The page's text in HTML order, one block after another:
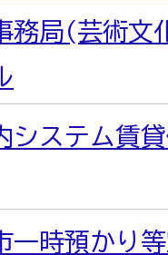
務局(芸術文
システム賃
一時預かり